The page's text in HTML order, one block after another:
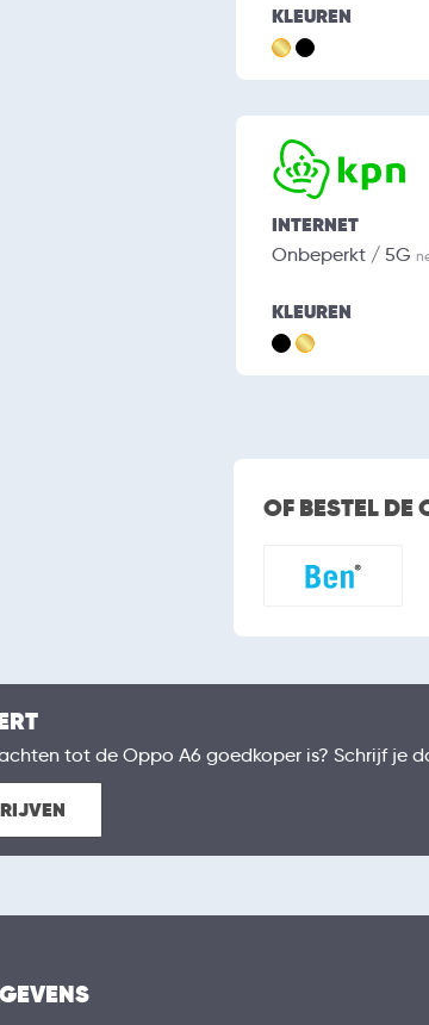
KLEUREN
INTERNET
Onbeperkt / 5G
KLEUREN
OF BESTEL DE
tot de Oppo A6 goedkoper is? Schrijf je